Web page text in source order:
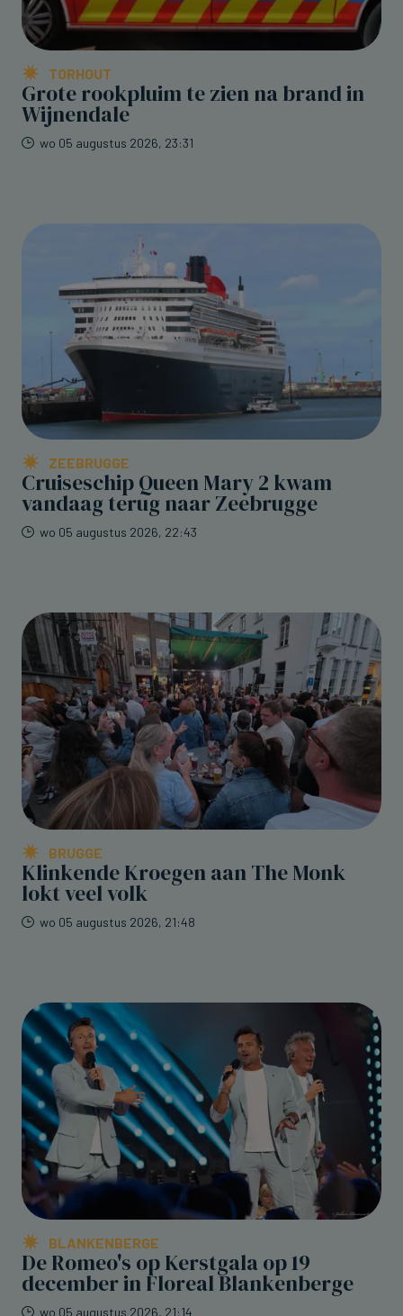
TORHOUT
Grote rookpluim te zien na brand in
Wijnendale
wo 05 augustus 2026, 23:31
ZEEBRUGGE
Cruiseschip Queen Mary 2 kwam
vandaag terug naar Zeebrugge
wo 05 augustus 2026, 22:43
BRUGGE
Klinkende Kroegen aan The Monk
lokt veel volk
wo 05 augustus 2026, 21:48
BLANKENBERGE
De Romeo's op Kerstgala op 19
december in Floreal Blankenberge
wo 05 augustus 2026, 21:14